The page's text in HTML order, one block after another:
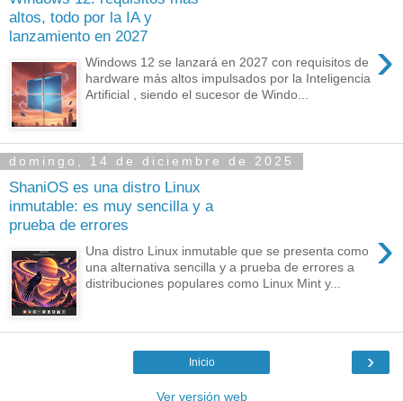
altos, todo por la IA y
lanzamiento en 2027
›
Windows 12 se lanzará en 2027 con requisitos de
hardware más altos impulsados por la Inteligencia
Artificial , siendo el sucesor de Windo...
domingo, 14 de diciembre de 2025
ShaniOS es una distro Linux
inmutable: es muy sencilla y a
prueba de errores
›
Una distro Linux inmutable que se presenta como
una alternativa sencilla y a prueba de errores a
distribuciones populares como Linux Mint y...
›
Inicio
Ver versión web